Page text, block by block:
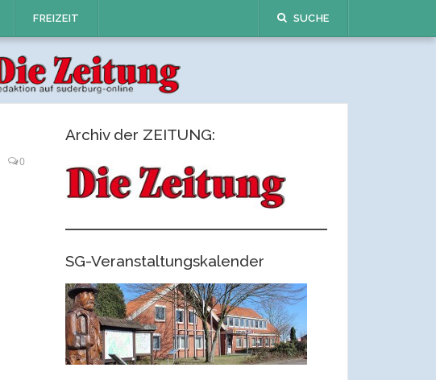
FREIZEIT SUCHE
0
Archiv der ZEITUNG:
SG-Veranstaltungskalender